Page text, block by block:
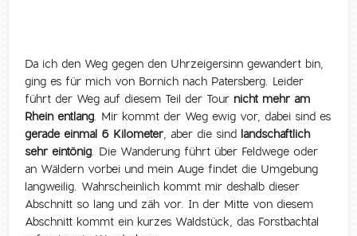
Da ich den Weg gegen den Uhrzeigersinn gewandert bin,
ging es für mich von Bornich nach Patersberg. Leider
führt der Weg auf diesem Teil der Tour nicht mehr am
Rhein entlang. Mir kommt der Weg ewig vor, dabei sind es
gerade einmal 6 Kilometer, aber die sind landschaftlich
sehr eintönig. Die Wanderung führt über Feldwege oder
an Wäldern vorbei und mein Auge findet die Umgebung
langweilig. Wahrscheinlich kommt mir deshalb dieser
Abschnitt so lang und zäh vor. In der Mitte von diesem
Abschnitt kommt ein kurzes Waldstück, das Forstbachtal